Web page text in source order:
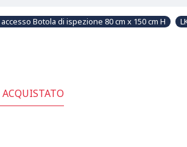
Botola di ispezione 80 cm x 150 cm H